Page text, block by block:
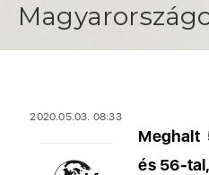
2020.05.03. 08:33
Meghalt
és 56-